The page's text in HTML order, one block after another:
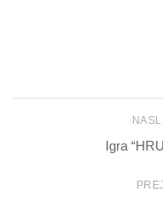
Igra